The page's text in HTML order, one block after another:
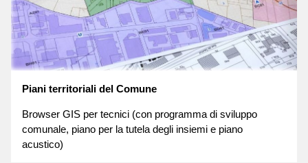
Piani territoriali del Comune
Browser GIS per tecnici (con programma di sviluppo
comunale, piano per la tutela degli insiemi e piano
acustico)